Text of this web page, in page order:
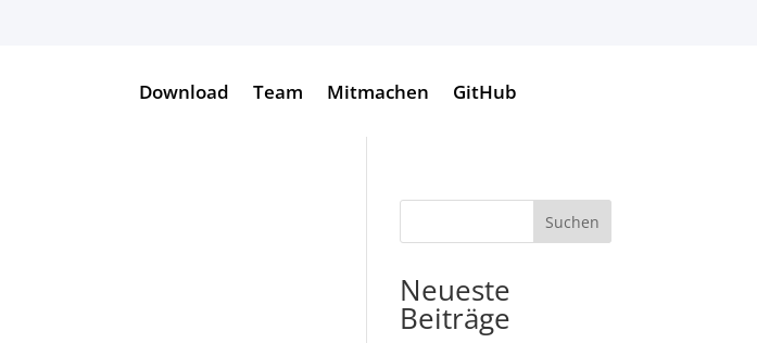
Download Team Mitmachen GitHub
Suchen
Neueste
Beiträge